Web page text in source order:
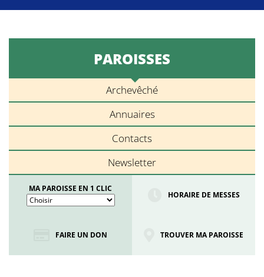
PAROISSES
Archevêché
Annuaires
Contacts
Newsletter
MA PAROISSE EN 1 CLIC
HORAIRE DE MESSES
FAIRE UN DON TROUVER MA PAROISSE